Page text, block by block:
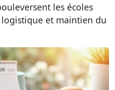
les écoles
et maintien du